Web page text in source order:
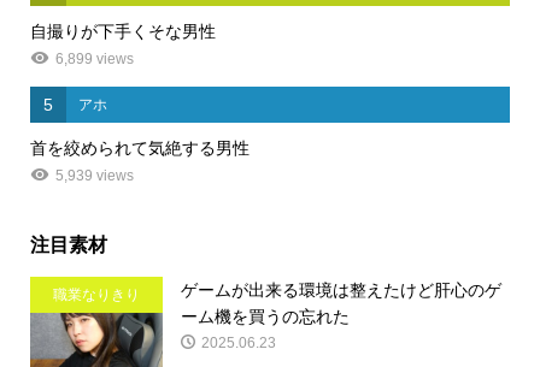
自撮りが下手くそな男性
6,899 views
5 アホ
首を絞められて気絶する男性
5,939 views
注目素材
職業なりきり
ゲームが出来る環境は整えたけど肝心のゲ
ーム機を買うの忘れた
2025.06.23